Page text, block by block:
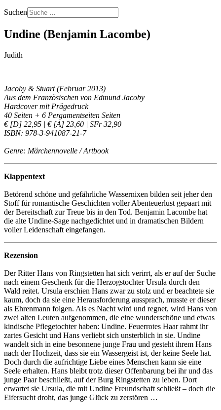
Suchen
Undine (Benjamin Lacombe)
Judith
Jacoby & Stuart (Februar 2013)
Aus dem Französischen von Edmund Jacoby
Hardcover mit Prägedruck
40 Seiten + 6 Pergamentseiten Seiten
€ [D] 22,95 | € [A] 23,60 | SFr 32,90
ISBN: 978-3-941087-21-7
Genre: Märchennovelle / Artbook
Klappentext
Betörend schöne und gefährliche Wassernixen bilden seit jeher den
Stoff für romantische Geschichten voller Abenteuerlust gepaart mit
der Bereitschaft zur Treue bis in den Tod. Benjamin Lacombe hat
die alte Undine-Sage nachgedichtet und in dramatischen Bildern
voller Leidenschaft eingefangen.
Rezension
Der Ritter Hans von Ringstetten hat sich verirrt, als er auf der Suche
nach einem Geschenk für die Herzogstochter Ursula durch den
Wald reitet. Ursula erschien Hans zwar zu stolz und er beachtete sie
kaum, doch da sie eine Herausforderung aussprach, musste er dieser
als Ehrenmann folgen. Als es Nacht wird und regnet, wird Hans von
zwei alten Leuten aufgenommen, die eine wunderschöne und etwas
kindische Pflegetochter haben: Undine. Feuerrotes Haar rahmt ihr
zartes Gesicht und Hans verliebt sich unsterblich in sie. Undine
wandelt sich in eine besonnene junge Frau und gesteht ihrem Hans
nach der Hochzeit, dass sie ein Wassergeist ist, der keine Seele hat.
Doch durch die aufrichtige Liebe eines Menschen kann sie eine
Seele erhalten. Hans bleibt trotz dieser Offenbarung bei ihr und das
junge Paar beschließt, auf der Burg Ringstetten zu leben. Dort
erwartet sie Ursula, die mit Undine Freundschaft schließt – doch die
Eifersucht droht, das junge Glück zu zerstören …